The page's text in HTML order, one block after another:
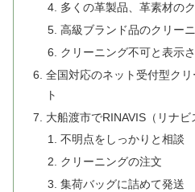
多くの革製品、革素材の
高級ブランド品のクリー
クリーニング不可と表示
全国対応のネット受付型ク
ト
大船渡市でRINAVIS（リナ
不明点をしっかりと相談
クリーニングの注文
集荷バッグに詰めて発送